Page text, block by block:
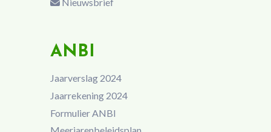
ANBI
Jaarverslag 2024
Jaarrekening 2024
Formulier ANBI